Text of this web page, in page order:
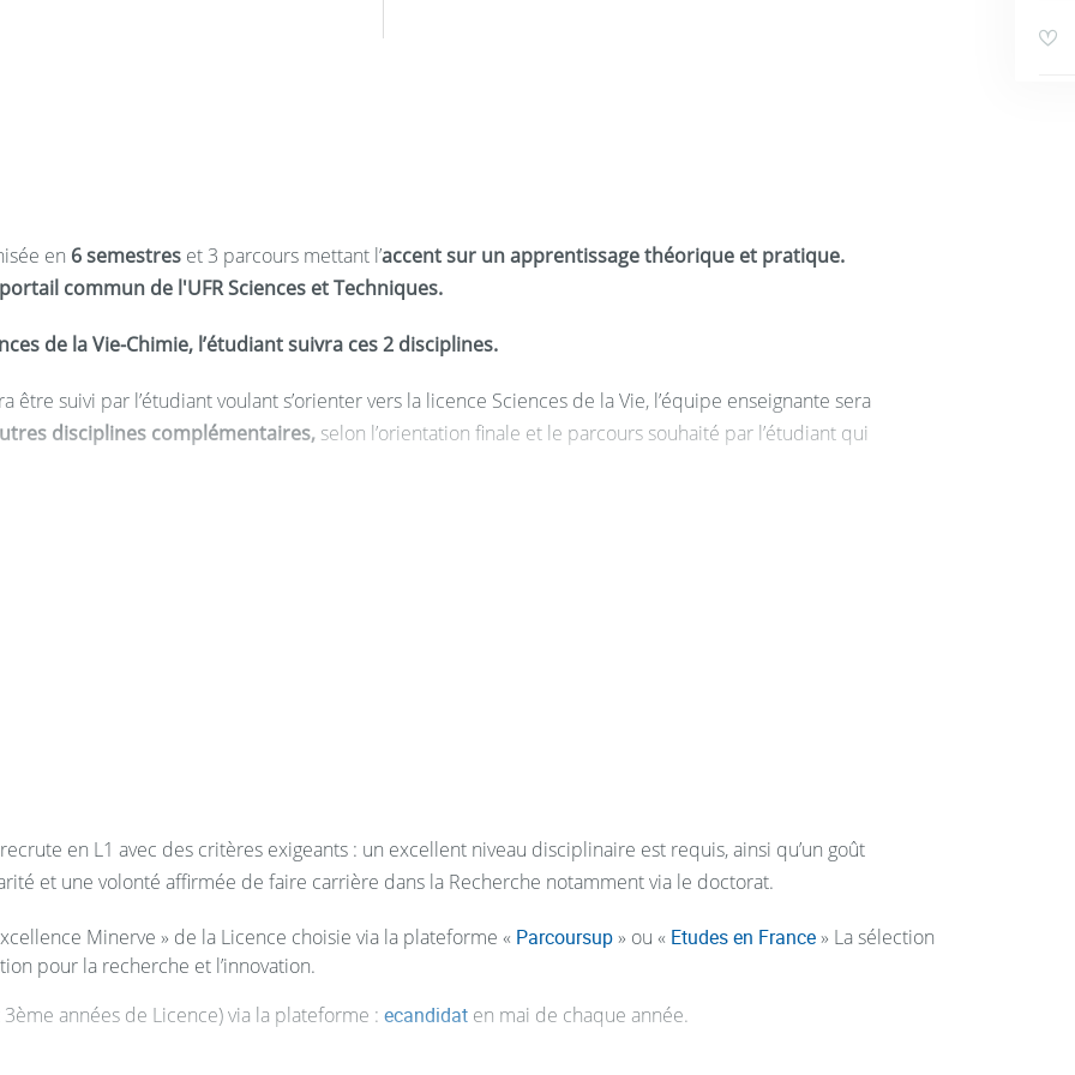
de l’information ainsi
écrites et orales
en 6 semestres et 3 parcours mettant l’accent sur un apprentissage théorique et pratique.
portail commun de l'UFR Sciences et Techniques.
de la Vie-Chimie, l’étudiant suivra ces 2 disciplines.
suivi par l’étudiant voulant s’orienter vers la licence Sciences de la Vie, l’équipe enseignante sera
disciplines complémentaires, selon l’orientation finale et le parcours souhaité par l’étudiant qui
du cursus par des options
compétence supplémentaire, lui permettant par exemple de candidater à des masters à l’interface
sélection en fin de semestre 2.
connaissances dans les domaines de la biologie et de la géologie.
en L1 avec des critères exigeants : un excellent niveau disciplinaire est requis, ainsi qu’un goût
et une volonté affirmée de faire carrière dans la Recherche notamment via le doctorat.
Minerve » de la Licence choisie via la plateforme « Parcoursup» ou « Etudes en France» La sélection
pour la recherche et l’innovation.
années de Licence) via la plateforme : ecandidat en mai de chaque année.